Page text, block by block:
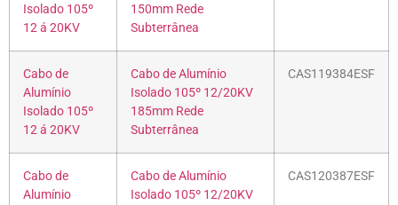
Isolado 105º
12 á 20KV
150mm Rede
Subterrânea
Cabo de
Alumínio
Isolado 105º
12 á 20KV
Cabo de Alumínio
Isolado 105º 12/20KV
185mm Rede
Subterrânea
CAS119384ESF
Cabo de
Alumínio
Cabo de Alumínio
Isolado 105º 12/20KV
CAS120387ESF